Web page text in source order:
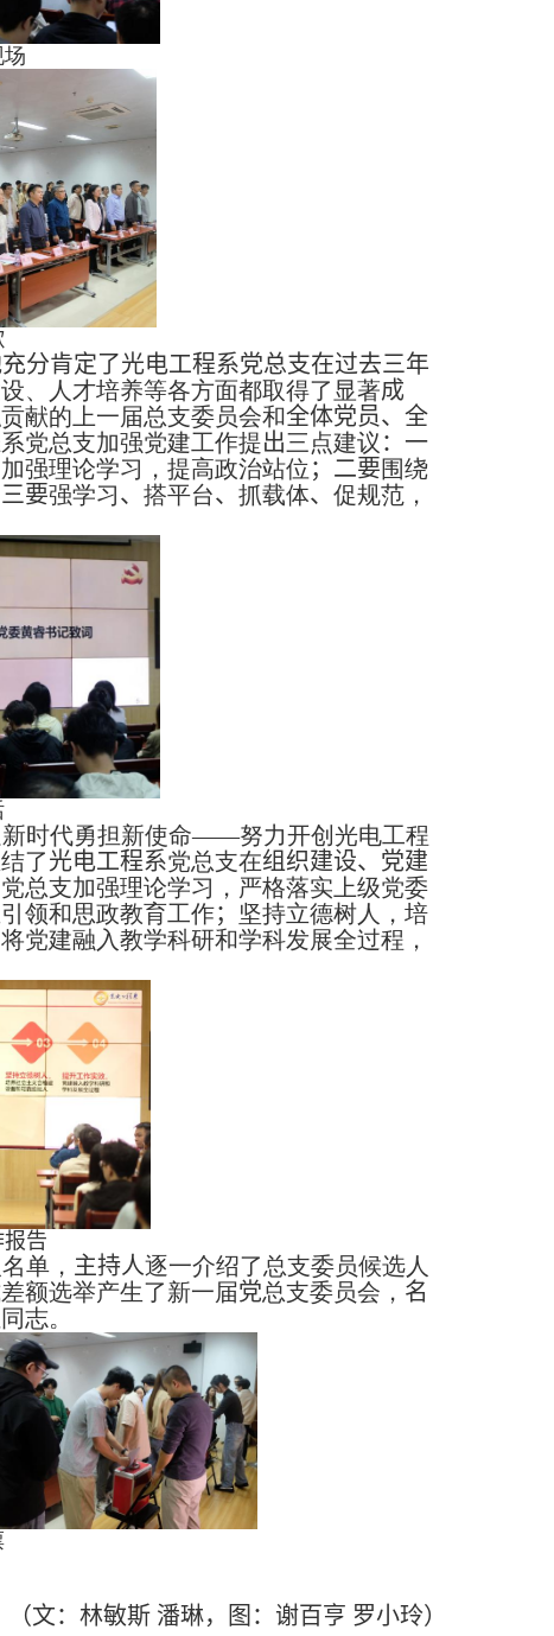
分肯定了光电工程系党总支在过去三年
、人才培养等各方面都取得了显著成
献的上一届总支委员会和全体党员、全
系党总支加强党建工作提出三点建议 ：一
加强理论学习，提高政治站位； 二要围绕
三要强学习、搭平台、抓载体、促规范，
时代勇担新使命——努力开创光电工程
了光电工程系党总支在组织建设、党建
总支加强理论学习，严格落实上级党委
领和思政教育工作； 坚持立德树人，培
党建融入教学科研和学科发展全过程，
告
单， 主持人逐一介绍了总支委员候选人
额选举产生了新一届党总支委员会， 名
志。
（文：林敏斯 潘琳，图：谢百亨 罗小玲）